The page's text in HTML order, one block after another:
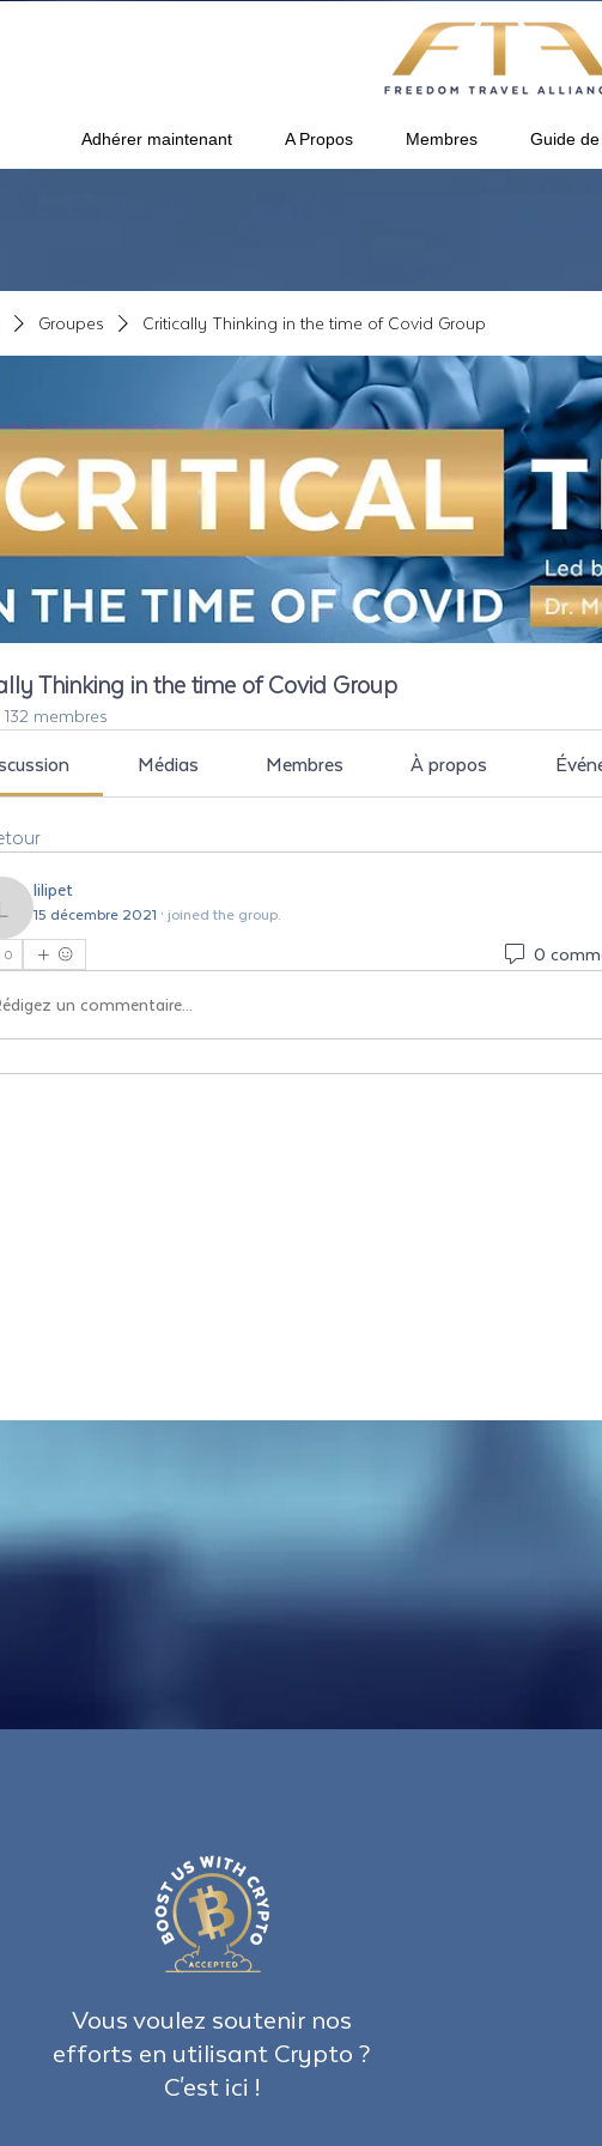
Adhérer maintenant A Propos Membres Guide
Groupes Critically Thinking in the time of Covid Group
Thinking in the time of Covid Group
132 membres
Médias Membres À propos
lilipet
lilipet
15 décembre 2021 · joined the group.
0
0
un commentaire...
Vous voulez soutenir nos
efforts en utilisant Crypto ?
C'est ici !